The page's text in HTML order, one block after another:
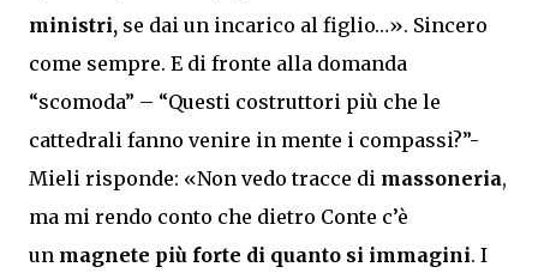
ministri, se dai un incarico al figlio…». Sincero
come sempre. E di fronte alla domanda
“scomoda” – “Questi costruttori più che le
cattedrali fanno venire in mente i compassi?”-
Mieli risponde: «Non vedo tracce di massoneria,
ma mi rendo conto che dietro Conte c’è
un magnete più forte di quanto si immagini. I